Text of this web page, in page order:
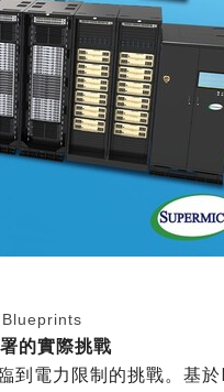
Blueprints
的實際挑戰
到電力限制的挑戰。